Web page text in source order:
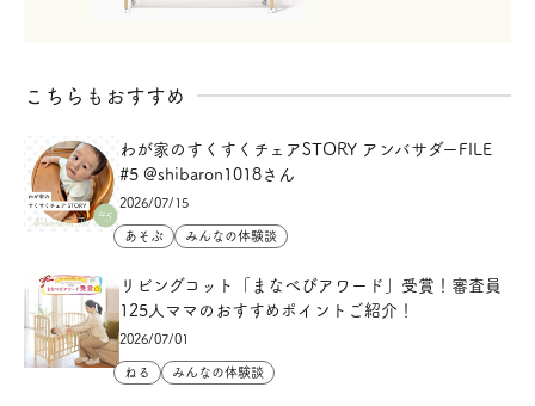
こちらもおすすめ
わが家のすくすくチェアSTORY アンバサダーFILE
#5 @shibaron1018さん
2026/07/15
あそぶ
みんなの体験談
リビングコット「まなべびアワード」受賞！審査員
125人ママのおすすめポイントご紹介！
2026/07/01
ねる
みんなの体験談